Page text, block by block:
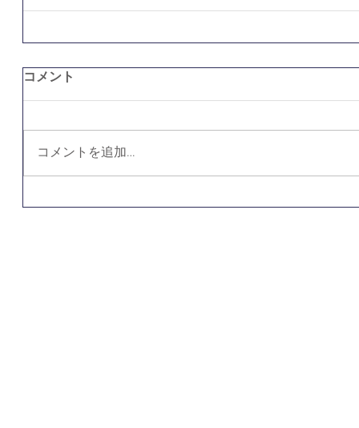
コメント
コメントを追加…